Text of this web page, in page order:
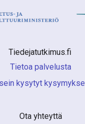
Tiedejatutkimus.fi
Tietoa palvelusta
kysytyt
Ota yhteyttä